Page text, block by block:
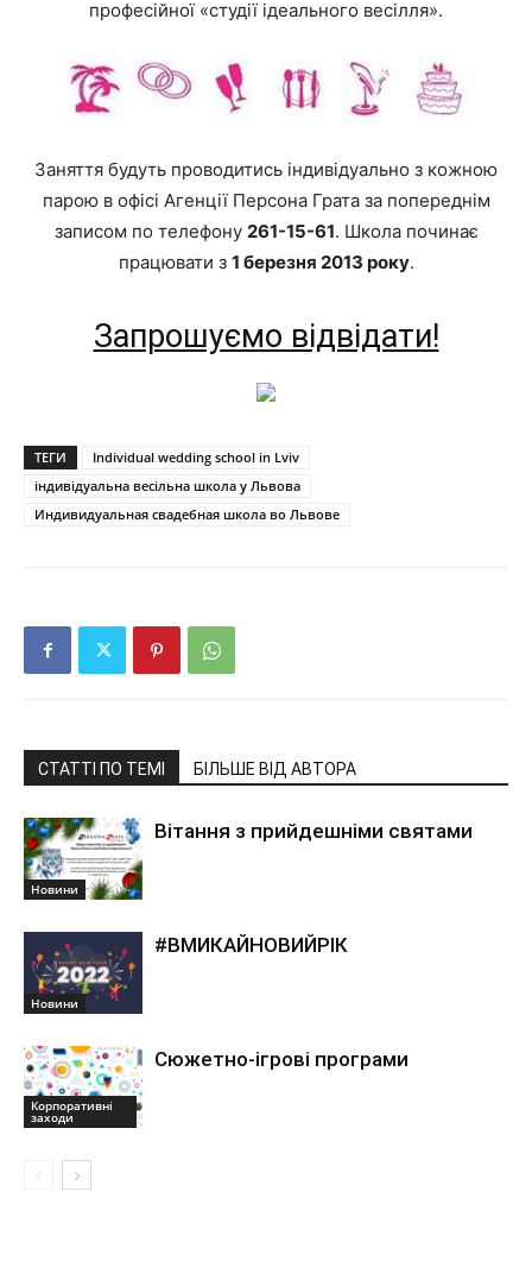
професійної «студії ідеального весілля».
Заняття будуть проводитись індивідуально з кожною
парою в офісі Агенції Персона Грата за попереднім
записом по телефону 261-15-61. Школа починає
працювати з 1 березня 2013 року.
Запрошуємо відвідати!
ТЕГИ
Individual wedding school in Lviv
індивідуальна весільна школа у Львова
Индивидуальная свадебная школа во Львове
СТАТТІ ПО ТЕМІ БІЛЬШЕ ВІД АВТОРА
Новини
Вітання з прийдешніми святами
Новини
#ВМИКАЙНОВИЙРІК
Корпоративні
заходи
Сюжетно-ігрові програми